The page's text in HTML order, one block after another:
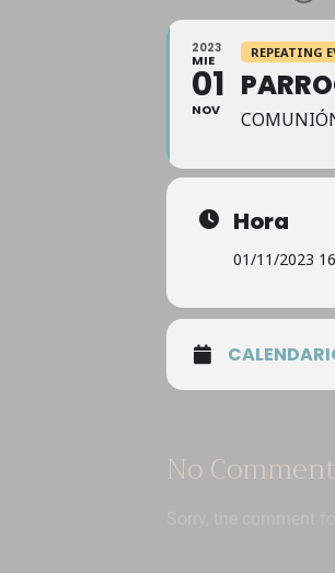
2023
MIE
01
NOV
REPEATING
Hora
01/11/2023
No